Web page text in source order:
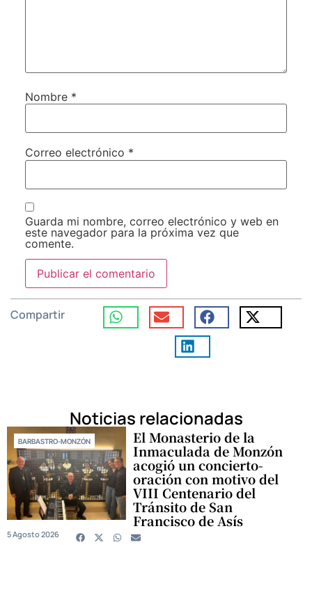
Nombre *
Correo electrónico *
Guarda mi nombre, correo electrónico y web en
este navegador para la próxima vez que
comente.
Compartir
Noticias relacionadas
BARBASTRO-MONZÓN El Monasterio de la
Inmaculada de Monzón
acogió un concierto-
oración con motivo del
VIII Centenario del
Tránsito de San
Francisco de Asís
5 Agosto 2026